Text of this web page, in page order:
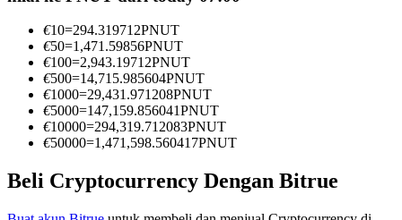
Informasi
Analisis data besar termasuk info perdagangan, dll.
€10=294.319712PNUT
€50=1,471.59856PNUT
€100=2,943.19712PNUT
€500=14,715.985604PNUT
€1000=29,431.971208PNUT
€5000=147,159.856041PNUT
€10000=294,319.712083PNUT
€50000=1,471,598.560417PNUT
Beli Cryptocurrency Dengan Bitrue